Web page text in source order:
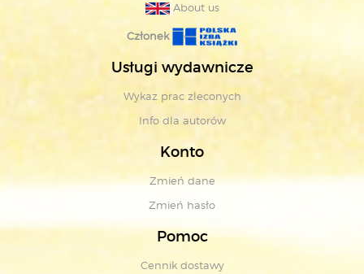
About us
Członek
Usługi wydawnicze
Wykaz prac zleconych
Info dla autorów
Konto
Zmień dane
Zmień hasło
Pomoc
Cennik dostawy